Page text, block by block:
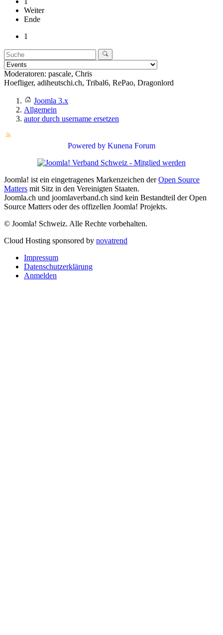
Weiter
Ende
1
Moderatoren: pascale, Chris
Hoefliger, adiheutschi.ch, Tribal6, RePao, Dragonlord
Joomla 3.x
Allgemein
autor durch username ersetzen
Powered by Kunena Forum
Joomla! ist ein eingetragenes Markenzeichen derOpen Source
Matters mit Sitz in den Vereinigten Staaten.
Joomla.ch und joomlaverband.ch sind kein Bestandteil der Open
Source Matters oder des offizellen Joomla! Projekts.
© Joomla! Schweiz. Alle Rechte vorbehalten.
Cloud Hosting sponsored by novatrend
Impressum
Datenschutzerklärung
Anmelden